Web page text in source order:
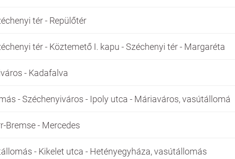
tér - Repülőtér
tér - Köztemető I. kapu - Széchenyi tér - Margaréta
- Kadafalva
- Széchenyiváros - Ipoly utca - Máriaváros, vasútállomá
Bremse - Mercedes
- Kikelet utca - Hetényegyháza, vasútállomás